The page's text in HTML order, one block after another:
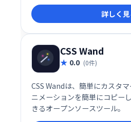
JavaScriptオブジェクトで動
詳しく
CSS Wand
0.0 (0件)
CSS Wandは、簡単にカスタ
ニメーションを簡単にコピー
きるオープンソースツール。